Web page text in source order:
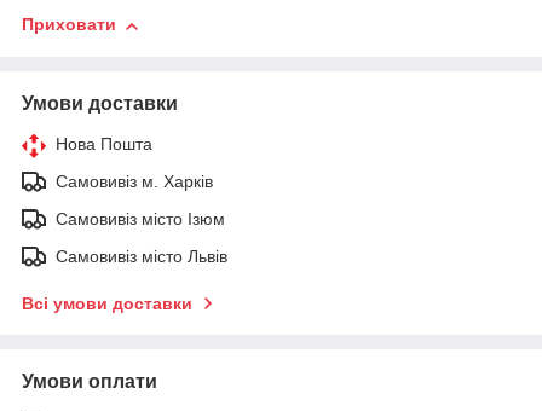
Приховати
Умови доставки
Нова Пошта
Самовивіз м. Харків
Самовивіз місто Ізюм
Самовивіз місто Львів
Всі умови доставки
Умови оплати